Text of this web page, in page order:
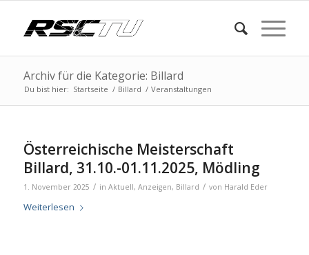
Archiv für die Kategorie: Billard
Du bist hier: Startseite / Billard / Veranstaltungen
Österreichische Meisterschaft
Billard, 31.10.-01.11.2025, Mödling
1. November 2025 / in Aktuell, Anzeigen, Billard / von Harald Eder
Weiterlesen